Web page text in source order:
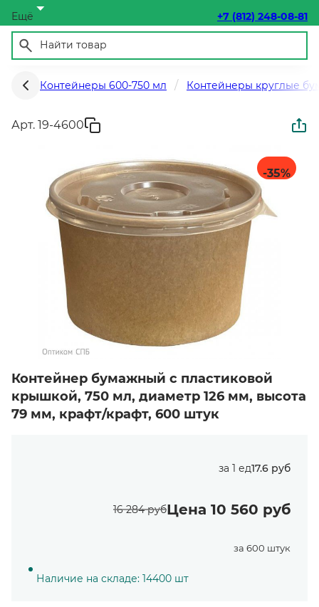
Ещё +7 (812) 248-08-81
Контейнеры 600-750 мл Контейнеры круглые
Арт. 19-4600
-35%
Контейнер бумажный с пластиковой
крышкой, 750 мл, диаметр 126 мм, высота
79 мм, крафт/крафт, 600 штук
за 1 ед17.6 руб
16 284 рубЦена 10 560 руб
за 600 штук
Наличие на складе: 14400 шт